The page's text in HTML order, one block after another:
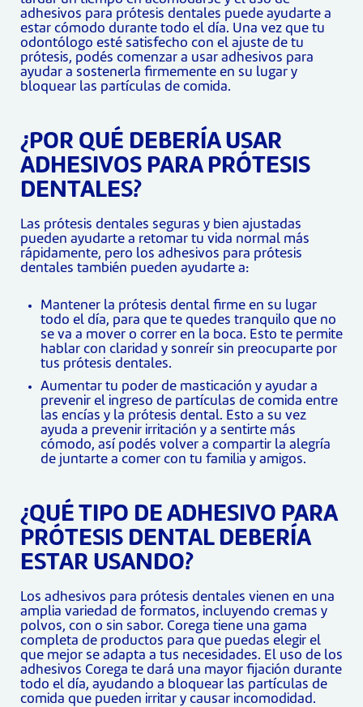
adhesivos para prótesis dentales puede ayudarte a
estar cómodo durante todo el día. Una vez que tu
odontólogo esté satisfecho con el ajuste de tu
prótesis, podés comenzar a usar adhesivos para
ayudar a sostenerla firmemente en su lugar y
bloquear las partículas de comida.
¿POR QUÉ DEBERÍA USAR
ADHESIVOS PARA PRÓTESIS
DENTALES?
Las prótesis dentales seguras y bien ajustadas
pueden ayudarte a retomar tu vida normal más
rápidamente, pero los adhesivos para prótesis
dentales también pueden ayudarte a:
Mantener la prótesis dental firme en su lugar
todo el día, para que te quedes tranquilo que no
se va a mover o correr en la boca. Esto te permite
hablar con claridad y sonreír sin preocuparte por
tus prótesis dentales.
Aumentar tu poder de masticación y ayudar a
prevenir el ingreso de partículas de comida entre
las encías y la prótesis dental. Esto a su vez
ayuda a prevenir irritación y a sentirte más
cómodo, así podés volver a compartir la alegría
de juntarte a comer con tu familia y amigos.
¿QUÉ TIPO DE ADHESIVO PARA
PRÓTESIS DENTAL DEBERÍA
ESTAR USANDO?
Los adhesivos para prótesis dentales vienen en una
amplia variedad de formatos, incluyendo cremas y
polvos, con o sin sabor. Corega tiene una gama
completa de productos para que puedas elegir el
que mejor se adapta a tus necesidades. El uso de los
adhesivos Corega te dará una mayor fijación durante
todo el día, ayudando a bloquear las partículas de
comida que pueden irritar y causar incomodidad.